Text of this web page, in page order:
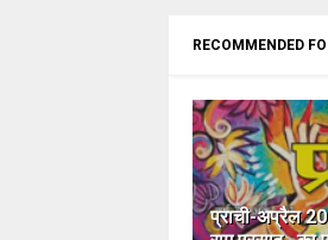
RECOMMENDED
प्राची-अप्रैल